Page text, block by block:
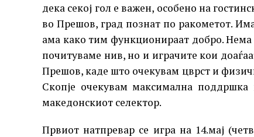
дека секој гол е важен, особено на
во Прешов, град познат по ракометот.
ама како тим функционираат добро. Нема
почитуваме нив, но и играчите кои
Прешов, каде што очекувам цврст и
Скопје очекувам максимална
македонскиот селектор.
Првиот натпревар се игра на 14.мај